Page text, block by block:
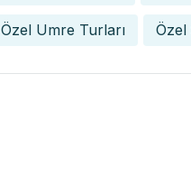
Özel Umre Turları Özel